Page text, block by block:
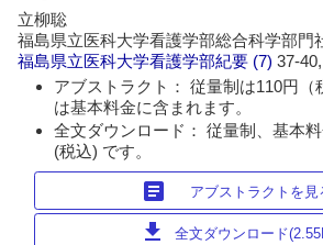
立柳聡
福島県立医科大学看護学部総合科学部門
福島県立医科大学看護学部紀要 (7)37-
アブストラクト： 従量制は110円（
は基本料金に含まれます。
全文ダウンロード： 従量制、基本
(税込) です。
article アブストラクトを見
download 全文ダウンロード